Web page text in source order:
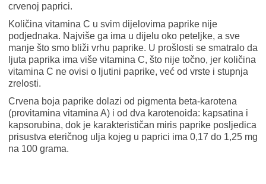
crvenoj paprici.
Količina vitamina C u svim dijelovima paprike nije
podjednaka. Najviše ga ima u dijelu oko peteljke, a sve
manje što smo bliži vrhu paprike. U prošlosti se smatralo da
ljuta paprika ima više vitamina C, što nije točno, jer količina
vitamina C ne ovisi o ljutini paprike, već od vrste i stupnja
zrelosti.
Crvena boja paprike dolazi od pigmenta beta-karotena
(provitamina vitamina A) i od dva karotenoida: kapsatina i
kapsorubina, dok je karakterističan miris paprike posljedica
prisustva eteričnog ulja kojeg u paprici ima 0,17 do 1,25 mg
na 100 grama.